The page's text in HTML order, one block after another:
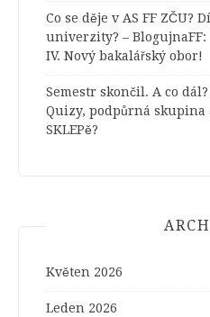
Co se děje v AS FF ZČU?
univerzity? – BlogujnaFF:
IV. Nový bakalářský obor!
Semestr skončil. A co
Quizy, podpůrná skupina
SKLEPě?
Květen 2026
Leden 2026